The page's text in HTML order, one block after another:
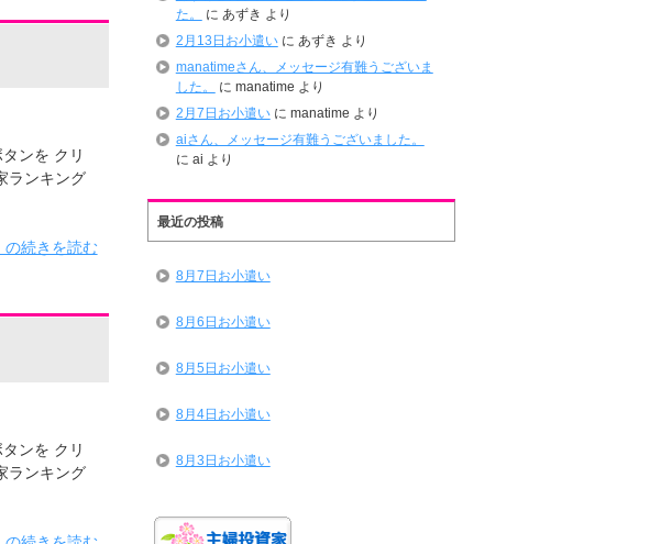
ンを クリ
ランキング
の続きを読む
ンを クリ
ランキング
た。
に あずき より
2月13日お小遣いに あずき より
manatimeさん、メッセージ有難うございま
した。
に manatime より
2月7日お小遣いに manatime より
aiさん、メッセージ有難うございました。
に ai より
最近の投稿
8月7日お小遣い
8月6日お小遣い
8月5日お小遣い
8月4日お小遣い
8月3日お小遣い